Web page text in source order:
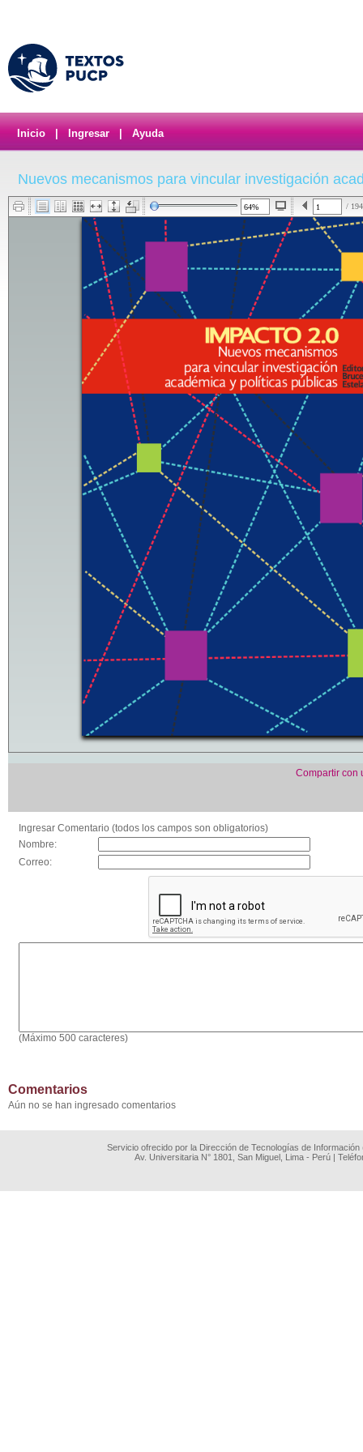
Inicio Ingresar Ayuda
Nuevos mecanismos para vincular investigación
/ 194
Compartir con
Ingresar Comentario (todos los campos son obligatorios)
Nombre:
Correo:
(Máximo 500 caracteres)
Comentarios
Aún no se han ingresado comentarios
Servicio ofrecido por la Dirección de Tecnologías de
Av. Universitaria N° 1801, San Miguel, Lima - Perú |